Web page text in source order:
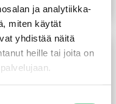
ja analytiikka-
miten käytät
yhdistää näitä
heille tai joita on
Lue lisää